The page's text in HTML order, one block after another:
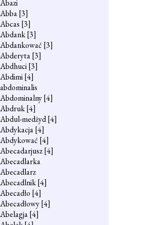
Abazi
Abba[3]
Abcas [3]
Abdank[3]
Abdankować [3]
Abderyta[3]
Abdhuci[3]
Abdimi[4]
abdominalis
Abdominalny[4]
Abdruk[4]
Abdul-medżyd[4]
Abdykacja[4]
Abdykować [4]
Abecadarjusz[4]
Abecadlarka
Abecadlarz
Abecadlnik[4]
Abecadło [4]
Abecadłowy[4]
Abelagja[4]